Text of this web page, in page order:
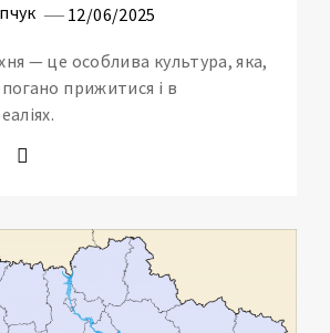
12/06/2025
— це особлива культура, яка,
прижитися і в